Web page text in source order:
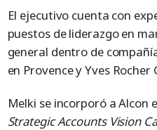
El ejecutivo cuenta con
puestos de liderazgo en
general dentro de
en Provence y Yves Rocher
Melki se incorporó a Alcon
Strategic Accounts Vision